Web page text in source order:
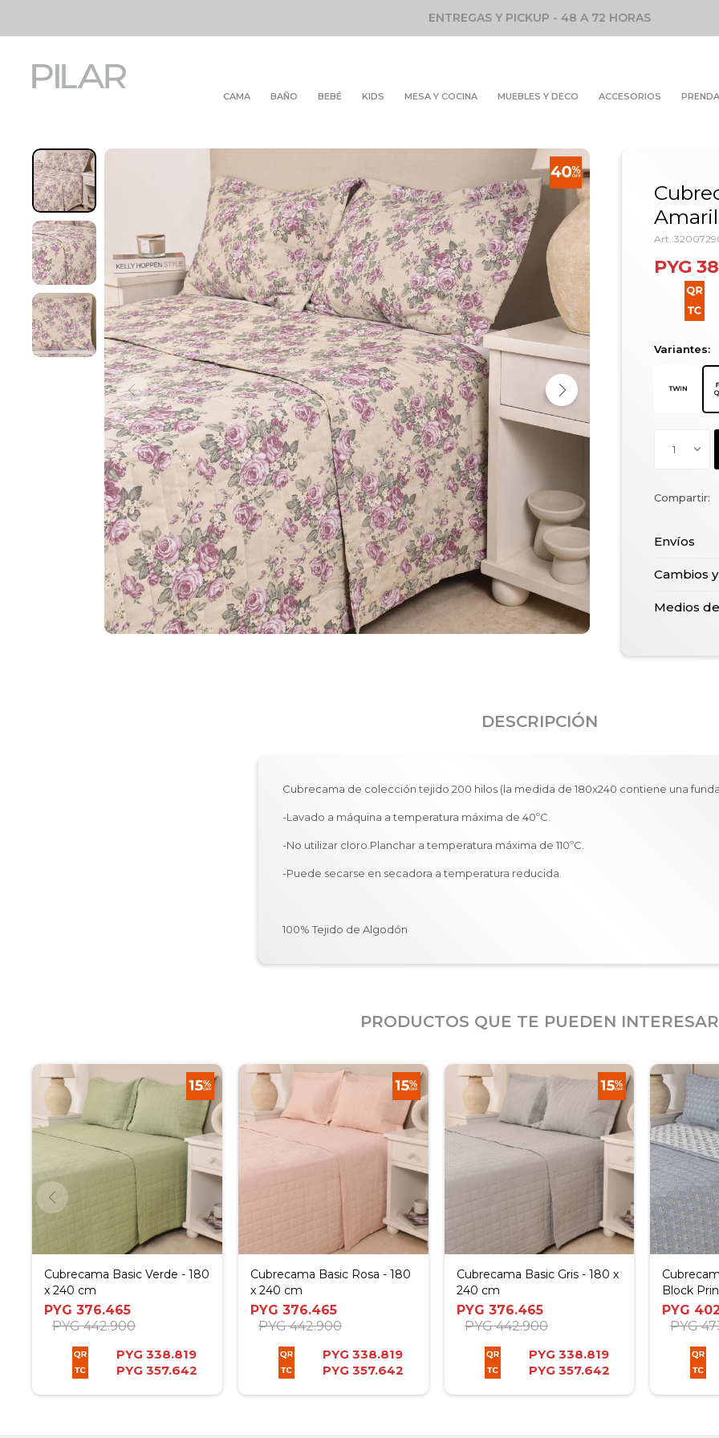
ENTREGAS Y PICKUP - 48 A 72 HORAS
CAMA BAÑO BEBÉ KIDS MESA Y COCINA MUEBLES Y DECO ACCESORIOS
PYG
Variantes:
1
Envíos
Cambios
Medios
DESCRIPCIÓN
Cubrecama de colección tejido 200 hilos (la medida de 180x240 contiene una
-Lavado a máquina a temperatura máxima de 40ºC.
-No utilizar cloro.Planchar a temperatura máxima de 110ºC.
-Puede secarse en secadora a temperatura reducida.
100% Tejido de Algodón
PRODUCTOS QUE TE PUEDEN INTERESAR
Cubrecama Basic Verde - 180
x 240 cm
PYG 376.465
PYG 442.900
PYG 338.819
PYG 357.642
Cubrecama Basic Rosa - 180
x 240 cm
PYG 376.465
PYG 442.900
PYG 338.819
PYG 357.642
Cubrecama Basic Gris - 180 x
240 cm
PYG 376.465
PYG 442.900
PYG 338.819
PYG 357.642
Block
PYG
PYG